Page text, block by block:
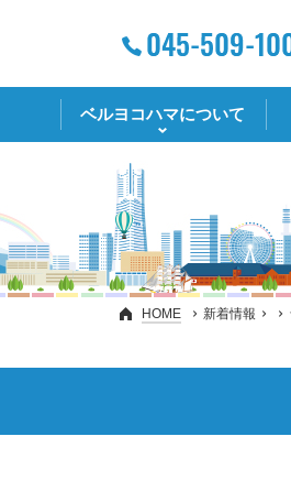
ベルヨコハマについて
HOME 新着情報